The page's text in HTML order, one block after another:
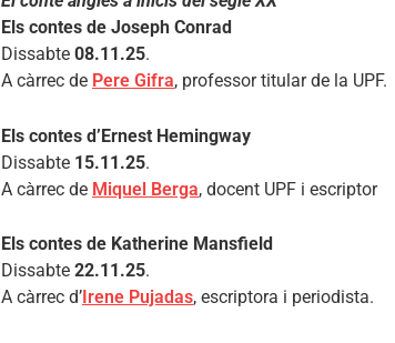
Els contes de Joseph Conrad
Dissabte 08.11.25.
A càrrec de Pere Gifra, professor titular de la UPF.
Els contes d’Ernest Hemingway
Dissabte 15.11.25.
A càrrec de Miquel Berga, docent UPF i escriptor
Els contes de Katherine Mansfield
Dissabte 22.11.25.
A càrrec d’ Irene Pujadas, escriptora i periodista.